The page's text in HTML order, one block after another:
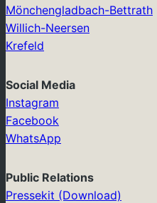
Mönchengladbach-Bettrath
Willich-Neersen
Krefeld
Social Media
Instagram
Facebook
WhatsApp
Public Relations
Pressekit (Download)